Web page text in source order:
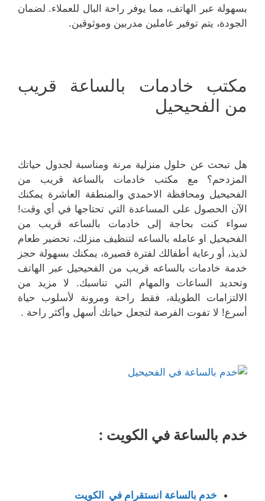
بسهولة عبر الهاتف، مما يوفر راحة البال للعملاء. لضمان
الجودة، يتم توفير عاملين مدربين وموثوقين.
مكتب خادمات بالساعة قريب
من الفحيحيل
هل تبحث عن حلول منزلية مرنة ومناسبة لجدول حياتك
المزدحم؟ مع مكتب خادمات بالساعة قريب من
الفحيحيل ومحافظة الاحمدي والمنطقة العاشرة يمكنك
الآن الحصول على المساعدة التي تحتاجها في أي وقت!
سواء كنت بحاجة إلى خادمات بالساعه قريب من
الفحيحيل او عامله بالساعه لتنظيف منزلك، تحضير طعام
لذيذ، أو رعاية أطفالك لفترة قصيرة، يمكنك بسهولة حجز
خدمة خادمات بالساعه قريب من الفحيحيل عبر الهاتف
وتحديد الساعات والمهام التي تناسبك. لا مزيد من
الالتزامات الطويلة، فقط راحة ومرونة لأسلوب حياة
أسرع! لا تفوت الفرصة لتجعل حياتك أسهل وأكثر راحة .
خدم بالساعة في الكويت :
خدم بالساعة انستقرام في الكويت